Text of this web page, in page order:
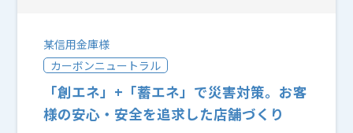
某信用金庫様
カーボンニュートラル
「創エネ」+「蓄エネ」で災害対策。お客
様の安心・安全を追求した店舗づくり